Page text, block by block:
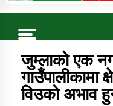
Trending Now
कुषि
जुम्लाको एक
गाउँपालीकामा
विउको अभाव